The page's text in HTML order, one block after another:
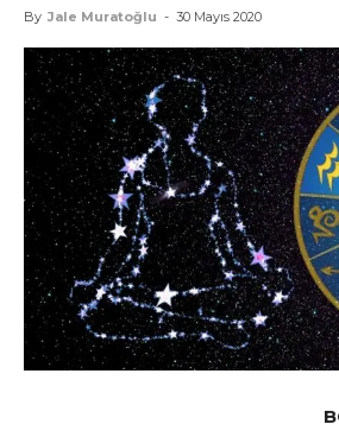
By Jale Muratoğlu - 30 Mayıs 2020
BÖLÜM